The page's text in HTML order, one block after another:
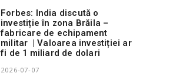
Forbes: India discută o
investiție în zona Brăila –
fabricare de echipament
militar | Valoarea investiției ar
fi de 1 miliard de dolari
2026-07-07